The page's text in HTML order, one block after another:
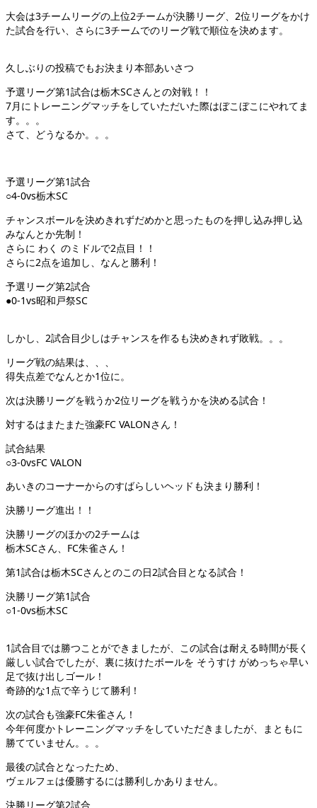
大会は3チームリーグの上位2チームが決勝リーグ、2位リーグをかけ
た試合を行い、さらに3チームでのリーグ戦で順位を決めます。
久しぶりの投稿でもお決まり本部あいさつ
予選リーグ第1試合は栃木SCさんとの対戦！！
7月にトレーニングマッチをしていただいた際はぼこぼこにやれてま
す。。。
さて、どうなるか。。。
予選リーグ第1試合
○4-0vs栃木SC
チャンスボールを決めきれずだめかと思ったものを押し込み押し込
みなんとか先制！
さらに わく のミドルで2点目！！
さらに2点を追加し、なんと勝利！
予選リーグ第2試合
●0-1vs昭和戸祭SC
しかし、2試合目少しはチャンスを作るも決めきれず敗戦。。。
リーグ戦の結果は、、、
得失点差でなんとか1位に。
次は決勝リーグを戦うか2位リーグを戦うかを決める試合！
対するはまたまた強豪FC VALONさん！
試合結果
○3-0vsFC VALON
あいきのコーナーからのすばらしいヘッドも決まり勝利！
決勝リーグ進出！！
決勝リーグのほかの2チームは
栃木SCさん、FC朱雀さん！
第1試合は栃木SCさんとのこの日2試合目となる試合！
決勝リーグ第1試合
○1-0vs栃木SC
1試合目では勝つことができましたが、この試合は耐える時間が長く
厳しい試合でしたが、裏に抜けたボールを そうすけ がめっちゃ早い
足で抜け出しゴール！
奇跡的な1点で辛うじて勝利！
次の試合も強豪FC朱雀さん！
今年何度かトレーニングマッチをしていただきましたが、まともに
勝てていません。。。
最後の試合となったため、
ヴェルフェは優勝するには勝利しかありません。
決勝リーグ第2試合